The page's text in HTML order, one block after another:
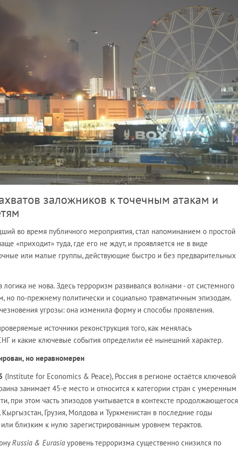
заложников к точечным атакам и
во время публичного мероприятия, стал напоминанием о простой
«приходит» туда, где его не ждут, и проявляется не в виде
или малые группы, действующие быстро и без предварительных
логика не нова. Здесь терроризм развивался волнами - от системного
но по-прежнему политически и социально травматичным эпизодам.
угрозы: она изменила форму и способы проявления.
источники реконструкция того, как менялась
и какие ключевые события определили её нынешний характер.
но неравномерен
(Institute for Economics & Peace), Россия в регионе остаётся ключевой
занимает 45-е место и относится к категории стран с умеренным
при этом часть эпизодов учитывается в контексте продолжающегося
Грузия, Молдова и Туркменистан в последние годы
близким к нулю зарегистрированным уровнем терактов.
Russia & Eurasia уровень терроризма существенно снизился по